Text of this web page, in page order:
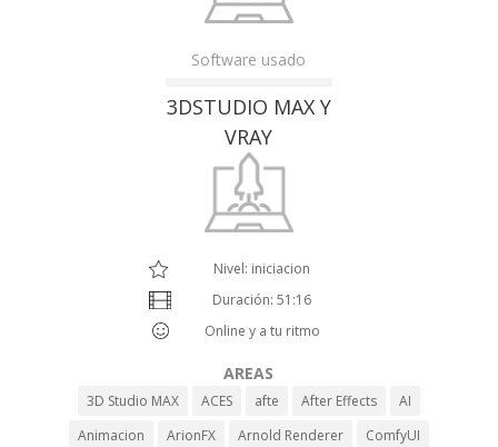
Software usado
3DSTUDIO MAX Y
VRAY
Nivel: iniciacion
Duración: 51:16
Online y a tu ritmo
AREAS
3D Studio MAX ACES afte After Effects
AI
Animacion
ArionFX Arnold Renderer
ComfyUI